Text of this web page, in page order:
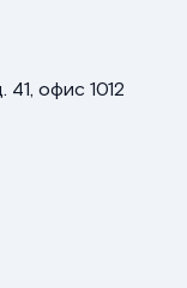
41, офис 1012